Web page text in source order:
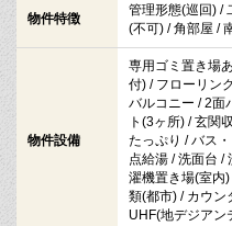
物件特徴
管理形態(巡回) /
(不可) / 角部屋 /
物件設備
専用ゴミ置き場
付) / フローリン
バルコニー / 2面
ト(3ヶ所) / 玄関
たっぷり / バス
点給湯 / 洗面台 /
濯機置き場(室内
類(都市) / カウン
UHF(地デジアン